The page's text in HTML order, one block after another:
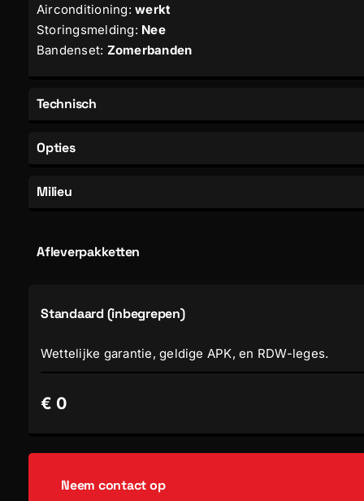
Airconditioning:werkt
Storingsmelding: Nee
Bandenset: Zomerbanden
Technisch
Vermogen
Aantal cilinders
Breedte
Opties
airco (automatisch)
start/stop systeem
stuur verstelbaar
Milieu
CO2uitstoot
Afleverpakketten
Standaard (inbegrepen)
Wettelijke garantie, geldige APK, en RDW-leges.
€ 0
Neem contact op